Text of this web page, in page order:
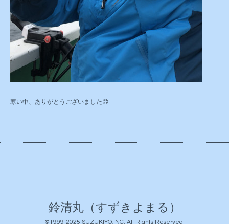
寒い中、ありがとうございました😊
鈴清丸（すずきよまる）
©1999-2025 SUZUKIYO,INC. All Rights Reserved.